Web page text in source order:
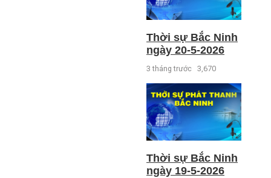
Thời sự Bắc Ninh
ngày 20-5-2026
3 tháng trước 3,670
Thời sự Bắc Ninh
ngày 19-5-2026